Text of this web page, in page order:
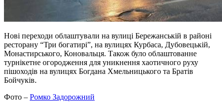
Нові переходи облаштували на вулиці Бережанській в районі
ресторану “Три богатирі”, на вулицях Курбаса, Дубовецькій,
Монастирського, Коновальця. Також було облаштованне
турнікетне огородження для уникнення хаотичного руху
пішоходів на вулицях Богдана Хмельницького та Братів
Бойчуків.
Фото – Ромко Задорожний